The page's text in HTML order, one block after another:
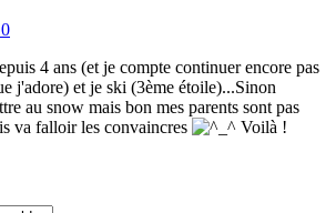
4 ans (et je compte continuer encore pas
j'adore) et je ski (3ème étoile)...Sinon
au snow mais bon mes parents sont pas
va falloir les convaincres
Voilà !